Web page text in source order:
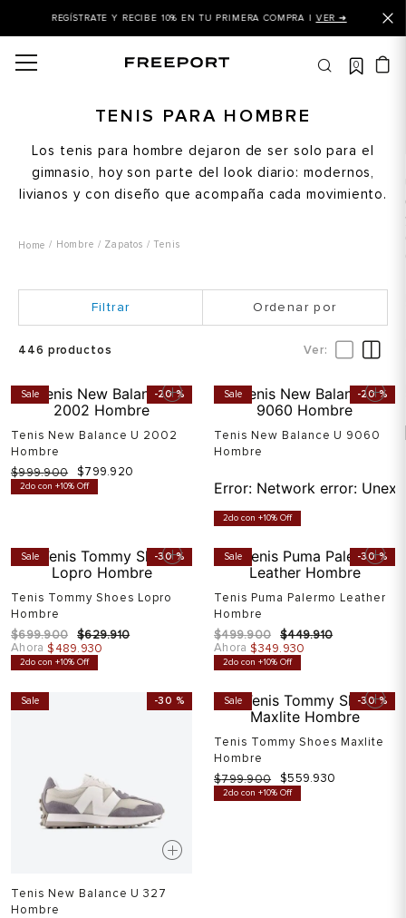
REGÍSTRATE Y RECIBE 10% EN TU PRIMERA COMPRA |VER ➜
0
TENIS PARA HOMBRE
Los tenis para hombre dejaron de ser solo para el
gimnasio, hoy son parte del look diario: modernos,
livianos y con diseño que acompaña cada movimiento.
Hombre Zapatos Tenis
Ordenar por
446 productos
Sale -20 %
Tenis New Balance U 2002
Hombre
$999.900 $799.920
2do con +10% Off
Sale -20 %
Tenis New Balance U 9060
Hombre
Error: Network error:
2do con +10% Off
Sale -30 %
Tenis Tommy Shoes Lopro
Hombre
$699.900 $629.910
Ahora $489.930
2do con +10% Off
Sale -30 %
Tenis Puma Palermo Leather
Hombre
$499.900 $449.910
Ahora $349.930
2do con +10% Off
Sale -30 %
Tenis New Balance U 327
Hombre
Sale -30 %
Tenis Tommy Shoes Maxlite
Hombre
$799.900 $559.930
2do con +10% Off
balance 327
tommy hilfiger
mujer